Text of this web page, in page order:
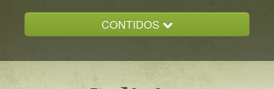
CONTIDOS
GALICIA ENCANTADA